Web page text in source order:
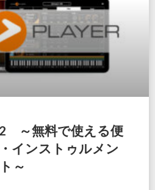
2 ～無料で使える便
インストゥルメン
～